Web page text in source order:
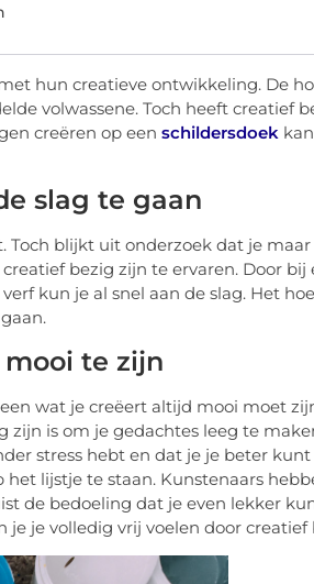
hun creatieve ontwikkeling. De
volwassene. Toch heeft creatief
creëren op een schildersdoek
slag te gaan
Toch blijkt uit onderzoek dat je
bezig zijn te ervaren. Door
kun je al snel aan de slag. Het
te zijn
wat je creëert altijd mooi moet
zijn is om je gedachtes leeg te
stress hebt en dat je je beter
lijstje te staan. Kunstenaars
de bedoeling dat je even lekker
je volledig vrij voelen door creatief